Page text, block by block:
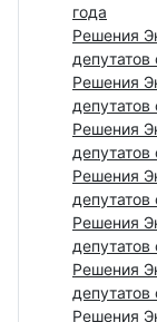
года
Решения
депутатов
Решения
депутатов
Решения
депутатов
Решения
депутатов
Решения
депутатов
Решения
депутатов
Решения